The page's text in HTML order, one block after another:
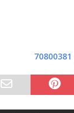
70800381